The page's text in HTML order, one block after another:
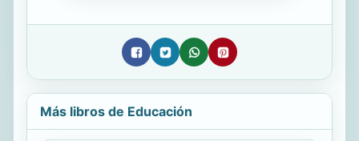
Más libros de Educación